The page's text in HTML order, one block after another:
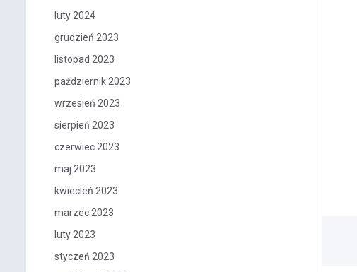
luty 2024
grudzień 2023
listopad 2023
październik 2023
wrzesień 2023
sierpień 2023
czerwiec 2023
maj 2023
kwiecień 2023
marzec 2023
luty 2023
styczeń 2023